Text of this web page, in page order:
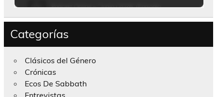
Categorías
Clásicos del Género
Crónicas
Ecos De Sabbath
Entrevistas